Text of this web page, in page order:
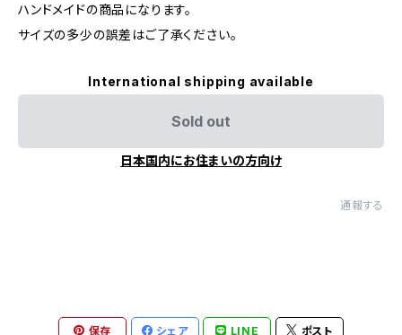
ハンドメイドの商品になります。
サイズの多少の誤差はご了承ください。
International shipping available
Sold out
日本国内にお住まいの方向け
通報する
保存 シェア LINE ポスト